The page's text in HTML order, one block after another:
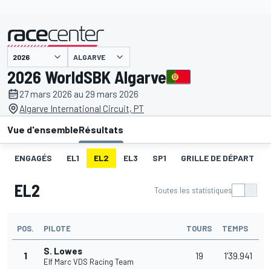
présenté par ALGARVE
2026 WorldSBK Algarve
27 mars 2026 au 29 mars 2026
Algarve International Circuit, PT
Vue d'ensembleRésultats
ENGAGÉS EL1 EL2 EL3 SP1 GRILLE DE DÉPART
EL2 Toutes les statistiques
POS. PILOTE TOURS TEMPS
1 S. Lowes
Elf Marc VDS Racing Team
19 1'39.941